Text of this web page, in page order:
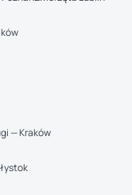
— Kraków